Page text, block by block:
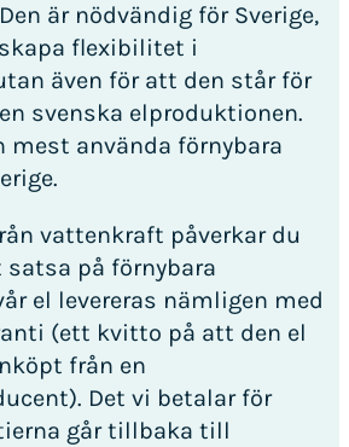
är nödvändig för Sverige,
flexibilitet i
även för att den står för
svenska elproduktionen.
mest använda förnybara
vattenkraft påverkar du
på förnybara
el levereras nämligen med
(ett kvitto på att den el
från en
Det vi betalar för
går tillbaka till